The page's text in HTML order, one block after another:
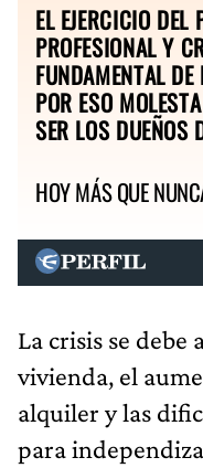
EL EJERCICIO DEL
PROFESIONAL Y
FUNDAMENTAL
POR ESO
SER LOS DUEÑOS
HOY MÁS QUE
La crisis se debe
vivienda, el
alquiler y las
para